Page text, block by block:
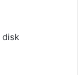
disk